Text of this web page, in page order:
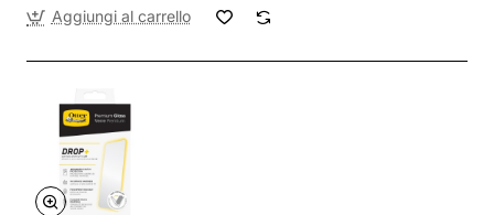
Aggiungi al carrello